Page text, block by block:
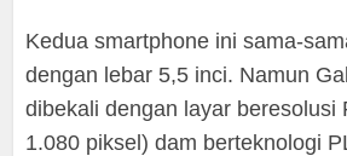
Kedua smartphone ini sama-
dengan lebar 5,5 inci. Namun
dibekali dengan layar beresolusi
1.080 piksel) dam berteknologi